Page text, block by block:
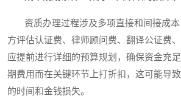
资质办理过程涉及多项直接和间接成本
方评估认证费、律师顾问费、翻译公证费
应提前进行详细的预算规划，确保资金充
期费用而在关键环节上打折扣，这可能导
的时间和金钱损失。